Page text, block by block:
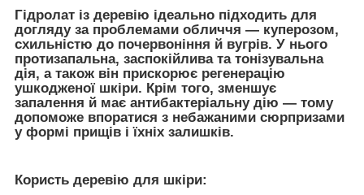
Гідролат із деревію ідеально підходить для
догляду за проблемами обличчя — куперозом,
схильністю до почервоніння й вугрів. У нього
протизапальна, заспокійлива та тонізувальна
дія, а також він прискорює регенерацію
ушкодженої шкіри. Крім того, зменшує
запалення й має антибактеріальну дію — тому
допоможе впоратися з небажаними сюрпризами
у формі прищів і їхніх залишків.
Користь деревію для шкіри: